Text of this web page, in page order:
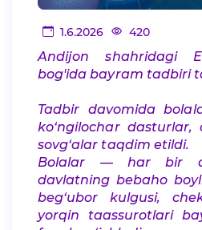
1.6.2026 420
Andijon shahridagi
bog'ida bayram tadbiri
Tadbir davomida
ko‘ngilochar
sovg‘alar taqdim etildi.
Bolalar — har bir
davlatning bebaho
beg‘ubor kulgusi,
yorqin taassurotlari